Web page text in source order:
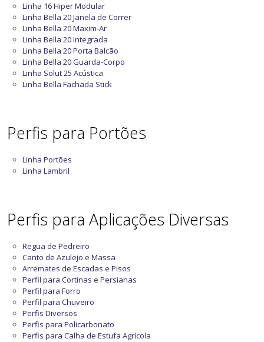
Linha 16 Hiper Modular
Linha Bella 20 Janela de Correr
Linha Bella 20 Maxim-Ar
Linha Bella 20 Integrada
Linha Bella 20 Porta Balcão
Linha Bella 20 Guarda-Corpo
Linha Solut 25 Acústica
Linha Bella Fachada Stick
Perfis para Portões
Linha Portões
Linha Lambril
Perfis para Aplicações Diversas
Regua de Pedreiro
Canto de Azulejo e Massa
Arremates de Escadas e Pisos
Perfil para Cortinas e Persianas
Perfil para Forro
Perfil para Chuveiro
Perfis Diversos
Perfis para Policarbonato
Perfis para Calha de Estufa Agrícola